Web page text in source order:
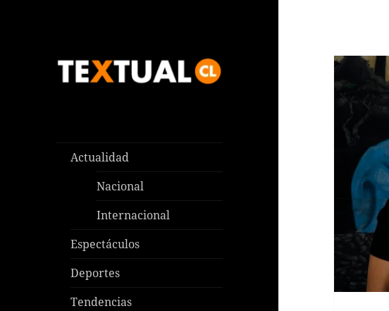
Actualidad
Nacional
Internacional
Espectáculos
Deportes
Tendencias